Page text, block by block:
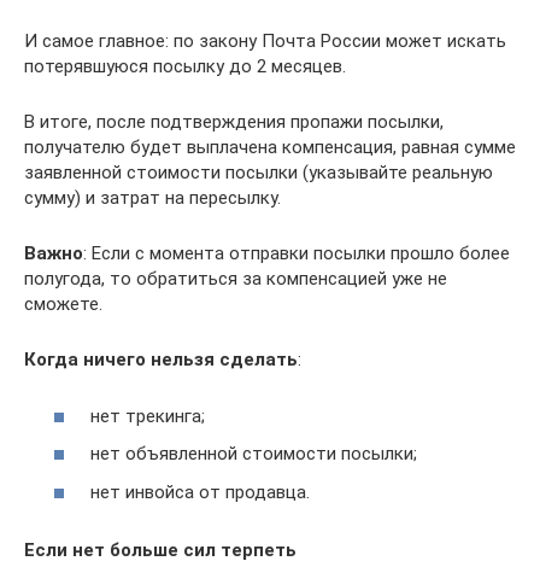
И самое главное: по закону Почта России может искать
потерявшуюся посылку до 2 месяцев.
В итоге, после подтверждения пропажи посылки,
получателю будет выплачена компенсация, равная сумме
заявленной стоимости посылки (указывайте реальную
сумму) и затрат на пересылку.
Важно: Если с момента отправки посылки прошло более
полугода, то обратиться за компенсацией уже не
сможете.
Когда ничего нельзя сделать:
нет трекинга;
нет объявленной стоимости посылки;
нет инвойса от продавца.
Если нет больше сил терпеть